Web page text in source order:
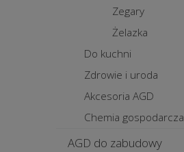
Zegary
Żelazka
Do kuchni
Zdrowie i uroda
Akcesoria AGD
Chemia gospodarcza
AGD do zabudowy